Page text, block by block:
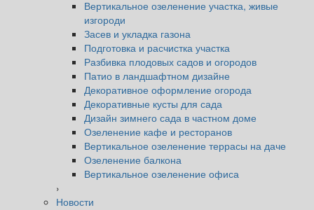
Вертикальное озеленение участка, живые
изгороди
Засев и укладка газона
Подготовка и расчистка участка
Разбивка плодовых садов и огородов
Патио в ландшафтном дизайне
Декоративное оформление огорода
Декоративные кусты для сада
Дизайн зимнего сада в частном доме
Озеленение кафе и ресторанов
Вертикальное озеленение террасы на даче
Озеленение балкона
Вертикальное озеленение офиса
›
Новости